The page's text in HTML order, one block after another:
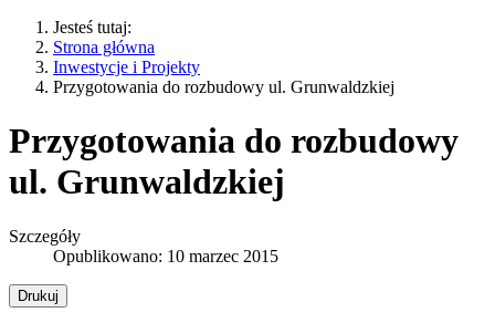
Jesteś tutaj:
Strona główna
Inwestycje i Projekty
Przygotowania do rozbudowy ul. Grunwaldzkiej
Przygotowania do rozbudowy
ul. Grunwaldzkiej
Szczegóły
Opublikowano: 10 marzec 2015
Drukuj